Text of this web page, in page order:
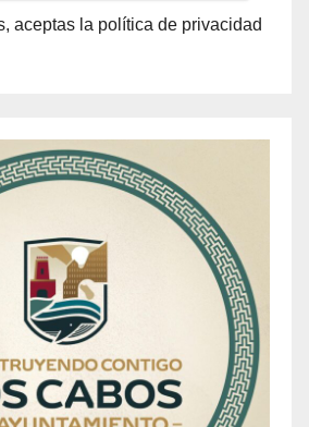
aceptas la política de privacidad